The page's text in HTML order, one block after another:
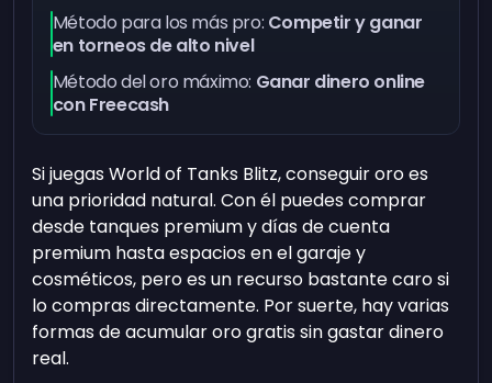
Método para los más pro: Competir y ganar
en torneos de alto nivel
Método del oro máximo: Ganar dinero online
con Freecash
Si juegas World of Tanks Blitz, conseguir oro es
una prioridad natural. Con él puedes comprar
desde tanques premium y días de cuenta
premium hasta espacios en el garaje y
cosméticos, pero es un recurso bastante caro si
lo compras directamente. Por suerte, hay varias
formas de acumular oro gratis sin gastar dinero
real.